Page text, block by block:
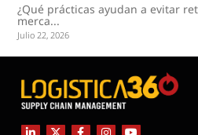
¿Qué prácticas ayudan a evitar
merca...
Julio 22, 2026